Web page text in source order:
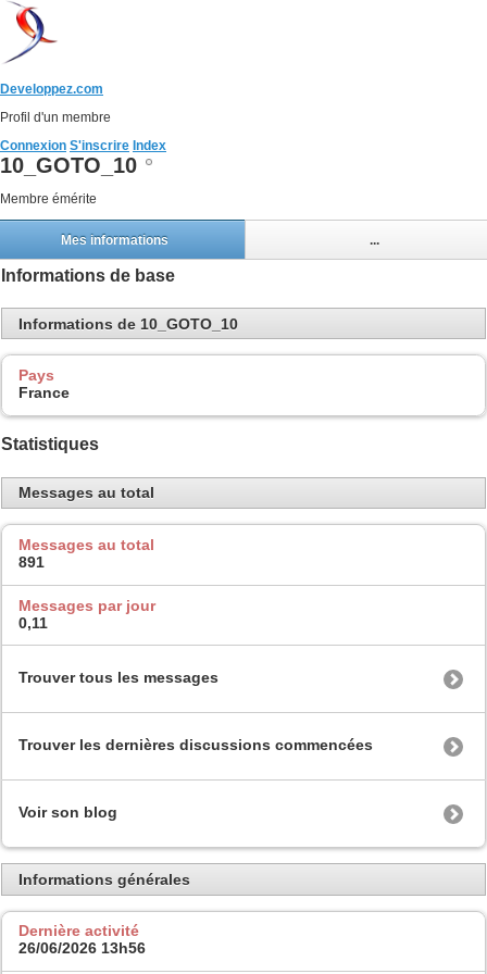
Developpez.com
Profil d'un membre
Connexion S'inscrire Index
10_GOTO_10
Membre émérite
Mes informations ...
Informations de base
Informations de 10_GOTO_10
Pays
France
Statistiques
Messages au total
Messages au total
891
Messages par jour
0,11
Trouver tous les messages
Trouver les dernières discussions commencées
Voir son blog
Informations générales
Dernière activité
26/06/2026 13h56